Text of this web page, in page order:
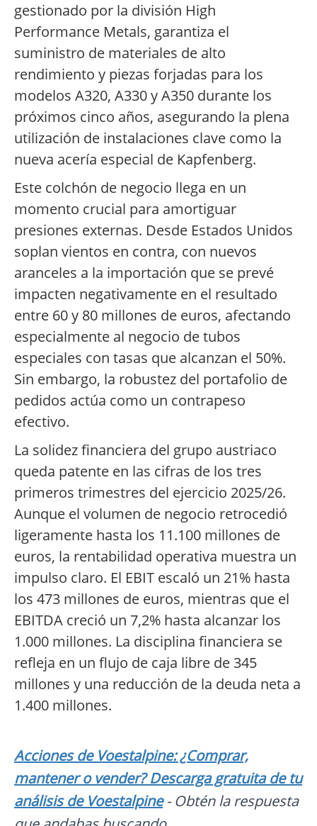
gestionado por la división High
Performance Metals, garantiza el
suministro de materiales de alto
rendimiento y piezas forjadas para los
modelos A320, A330 y A350 durante los
próximos cinco años, asegurando la plena
utilización de instalaciones clave como la
nueva acería especial de Kapfenberg.
Este colchón de negocio llega en un
momento crucial para amortiguar
presiones externas. Desde Estados Unidos
soplan vientos en contra, con nuevos
aranceles a la importación que se prevé
impacten negativamente en el resultado
entre 60 y 80 millones de euros, afectando
especialmente al negocio de tubos
especiales con tasas que alcanzan el 50%.
Sin embargo, la robustez del portafolio de
pedidos actúa como un contrapeso
efectivo.
La solidez financiera del grupo austriaco
queda patente en las cifras de los tres
primeros trimestres del ejercicio 2025/26.
Aunque el volumen de negocio retrocedió
ligeramente hasta los 11.100 millones de
euros, la rentabilidad operativa muestra un
impulso claro. El EBIT escaló un 21% hasta
los 473 millones de euros, mientras que el
EBITDA creció un 7,2% hasta alcanzar los
1.000 millones. La disciplina financiera se
refleja en un flujo de caja libre de 345
millones y una reducción de la deuda neta a
1.400 millones.
Acciones de Voestalpine: ¿Comprar,
mantener o vender? Descarga gratuita de tu
análisis de Voestalpine- Obtén la respuesta